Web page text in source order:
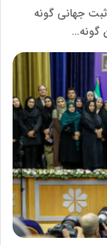
جهانی گونه